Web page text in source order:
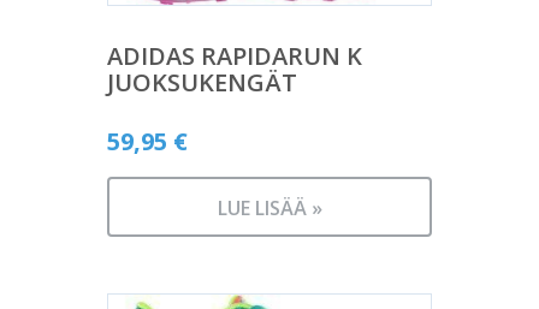
ADIDAS RAPIDARUN K
JUOKSUKENGÄT
59,95 €
LUE LISÄÄ »